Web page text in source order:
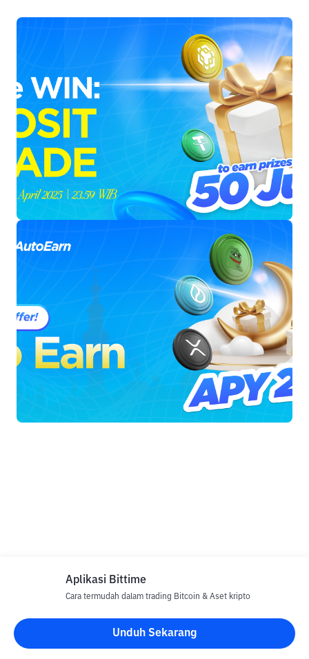
Aplikasi Bittime
Cara termudah dalam trading Bitcoin & Aset kripto
Unduh Sekarang